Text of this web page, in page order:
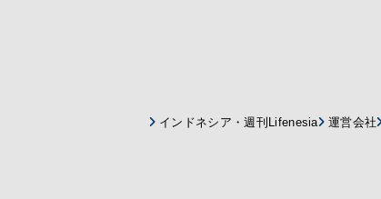
インドネシア・週刊Lifenesia 運営会社